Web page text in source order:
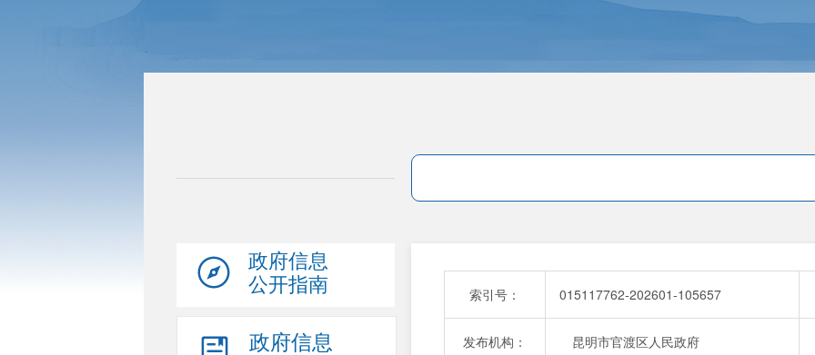
政府信息
公开指南
政府信息
索引号： 015117762-202601-105657
发布机构： 昆明市官渡区人民政府